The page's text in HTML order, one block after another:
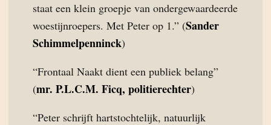
staat een klein groepje van ondergewaardeerde
woestijnroepers. Met Peter op 1.” (Sander
Schimmelpenninck)
“Frontaal Naakt dient een publiek belang”
(mr. P.L.C.M. Ficq, politierechter)
“Peter schrijft hartstochtelijk, natuurlijk